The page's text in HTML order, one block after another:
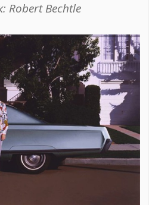
Robert Bechtle